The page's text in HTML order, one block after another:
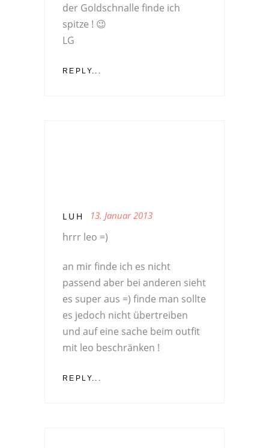
der Goldschnalle finde ich
spitze ! 😉
LG
REPLY...
LUH 13. Januar 2013
hrrr leo =)
an mir finde ich es nicht
passend aber bei anderen sieht
es super aus =) finde man sollte
es jedoch nicht übertreiben
und auf eine sache beim outfit
mit leo beschränken !
REPLY...